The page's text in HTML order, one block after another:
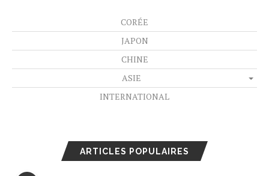
CORÉE
JAPON
CHINE
ASIE
INTERNATIONAL
ARTICLES POPULAIRES